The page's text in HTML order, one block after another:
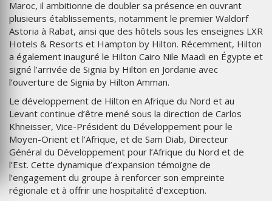
Maroc, il ambitionne de doubler sa présence en ouvrant
plusieurs établissements, notamment le premier Waldorf
Astoria à Rabat, ainsi que des hôtels sous les enseignes LXR
Hotels & Resorts et Hampton by Hilton. Récemment, Hilton
a également inauguré le Hilton Cairo Nile Maadi en Égypte et
signé l’arrivée de Signia by Hilton en Jordanie avec
l’ouverture de Signia by Hilton Amman.
Le développement de Hilton en Afrique du Nord et au
Levant continue d’être mené sous la direction de Carlos
Khneisser, Vice-Président du Développement pour le
Moyen-Orient et l’Afrique, et de Sam Diab, Directeur
Général du Développement pour l’Afrique du Nord et de
l’Est. Cette dynamique d’expansion témoigne de
l’engagement du groupe à renforcer son empreinte
régionale et à offrir une hospitalité d’exception.